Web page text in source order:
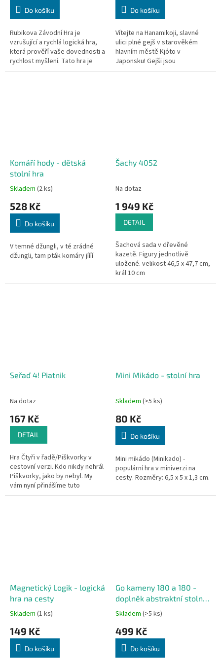
Do košíku
Rubikova Závodní Hra je
vzrušující a rychlá logická hra,
která prověří vaše dovednosti a
rychlost myšlení. Tato hra je
inspirována slavnou Rubikovou
Do košíku
Vítejte na Hanamikoji, slavné
ulici plné gejš v starověkém
hlavním městě Kjóto v
Japonsku! Gejši jsou
talentované dámy, které
Komáří hody - dětská
stolní hra
Skladem (2 ks)
528 Kč
Do košíku
V temné džungli, v té zrádné
džungli, tam pták komáry jíííí
Šachy 4052
Na dotaz
1 949 Kč
DETAIL
Šachová sada v dřevěné
kazetě. Figury jednotlivě
uložené. velikost 46,5 x 47,7 cm,
král 10 cm
Seřaď 4! Piatnik
Na dotaz
167 Kč
DETAIL
Hra Čtyři v řadě/Piškvorky v
cestovní verzi. Kdo nikdy nehrál
Piškvorky, jako by nebyl. My
vám nyní přinášíme tuto
oblíbenou hru v cestovní verzi,
Mini Mikádo - stolní hra
Skladem (>5 ks)
80 Kč
Do košíku
Mini mikádo (Minikado) -
populární hra v miniverzi na
cesty. Rozměry: 6,5 x 5 x 1,3 cm.
Magnetický Logik - logická
hra na cesty
Skladem (1 ks)
149 Kč
Do košíku
Go kameny 180 a 180 -
doplněk abstraktní stolní
hry
Skladem (>5 ks)
499 Kč
Do košíku